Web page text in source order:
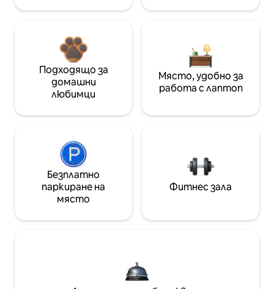
Подходящо за
домашни
любимци
Място, удобно за
работа с лаптоп
Безплатно
паркиране на
място
Фитнес зала